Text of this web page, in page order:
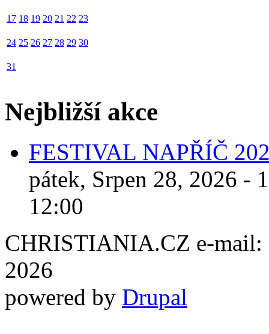
17 18 19 20 21 22 23
24 25 26 27 28 29 30
31
Nejbližší akce
FESTIVAL NAPŘÍČ
pátek, Srpen 28, 2026 -
12:00
CHRISTIANIA.CZ e-mail:
2026
powered by Drupal